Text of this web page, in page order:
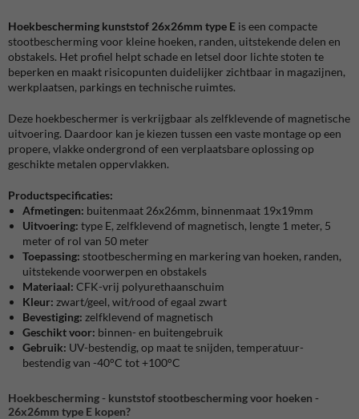
Hoekbescherming kunststof 26x26mm type E is een compacte
stootbescherming voor kleine hoeken, randen, uitstekende delen en
obstakels. Het profiel helpt schade en letsel door lichte stoten te
beperken en maakt risicopunten duidelijker zichtbaar in magazijnen,
werkplaatsen, parkings en technische ruimtes.
Deze hoekbeschermer is verkrijgbaar als zelfklevende of magnetische
uitvoering. Daardoor kan je kiezen tussen een vaste montage op een
propere, vlakke ondergrond of een verplaatsbare oplossing op
geschikte metalen oppervlakken.
Productspecificaties:
Afmetingen: buitenmaat 26x26mm, binnenmaat 19x19mm
Uitvoering: type E, zelfklevend of magnetisch, lengte 1 meter, 5
meter of rol van 50 meter
Toepassing: stootbescherming en markering van hoeken, randen,
uitstekende voorwerpen en obstakels
Materiaal: CFK-vrij polyurethaanschuim
Kleur: zwart/geel, wit/rood of egaal zwart
Bevestiging: zelfklevend of magnetisch
Geschikt voor: binnen- en buitengebruik
Gebruik: UV-bestendig, op maat te snijden, temperatuur-
bestendig van -40°C tot +100°C
Hoekbescherming - kunststof stootbescherming voor hoeken -
26x26mm type E kopen?